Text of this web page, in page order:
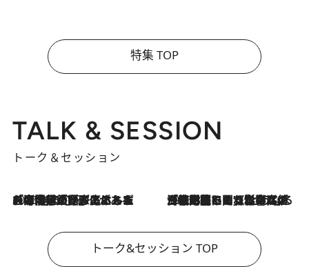
特集 TOP
TALK & SESSION
トーク＆セッション
2026.8.3
「今後値上げがあるとすれば…」「リスクがあるのは今年の冬」エネルギー専門家が語る、ホルムズ海峡封鎖が家庭にもたらす“ある心配” 2026.8.3
「住宅建てられない…」「サーチャージ料の高値が続いている」ホルムズ海峡封鎖による影響はいつまで続く？《エネルギー専門家に聞く“どうなる日本の暮らし”》
トーク&セッション TOP